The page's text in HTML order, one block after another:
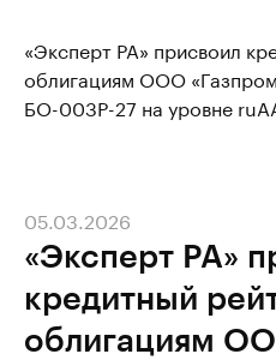
«Эксперт РА» присвоил
облигациям ООО
БО-003Р-27 на уровне
«Эксперт РА»
кредитный
облигациям
05.03.2026